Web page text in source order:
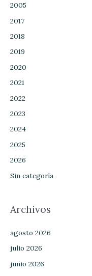
2005
2017
2018
2019
2020
2021
2022
2023
2024
2025
2026
Sin categoría
Archivos
agosto 2026
julio 2026
junio 2026